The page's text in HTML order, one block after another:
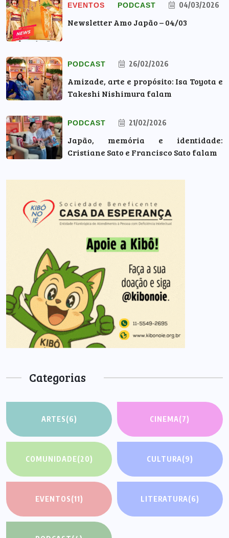
EVENTOS PODCAST 04/03/2026
Newsletter Amo Japão – 04/03
PODCAST 26/02/2026
Amizade, arte e propósito: Isa Toyota e
Takeshi Nishimura falam
PODCAST 21/02/2026
Japão, memória e identidade:
Cristiane Sato e Francisco Sato falam
Categorias
ARTES(6) CINEMA(7)
COMUNIDADE(20) CULTURA(9)
EVENTOS(11) LITERATURA(6)